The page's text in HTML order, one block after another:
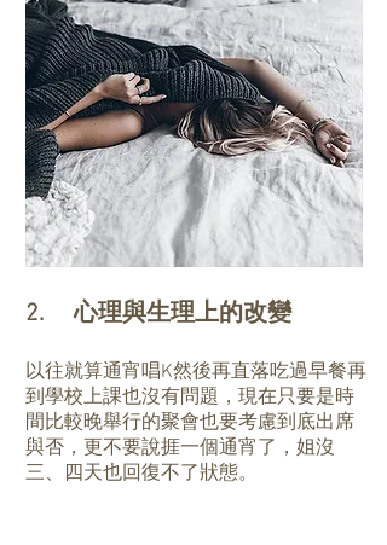
2. 心理與生理上的改變
以往就算通宵唱K然後再直落吃過早餐再
到學校上課也沒有問題，現在只要是時
間比較晚舉行的聚會也要考慮到底出席
與否，更不要說捱一個通宵了，姐沒
三、四天也回復不了狀態。